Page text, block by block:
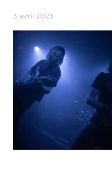
3 avril 2023